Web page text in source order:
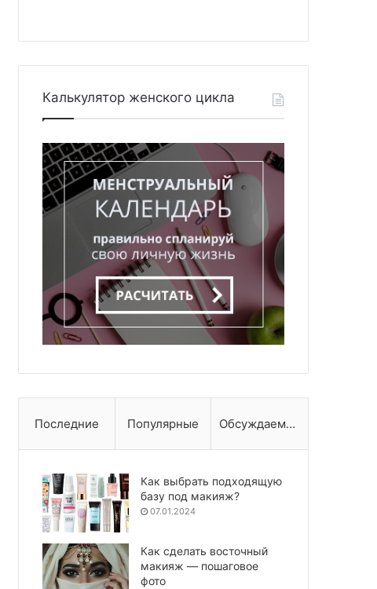
Калькулятор женского цикла
Последние Популярные Обсуждаемые
Как выбрать подходящую
базу под макияж?
07.01.2024
Как сделать восточный
макияж — пошаговое
фото